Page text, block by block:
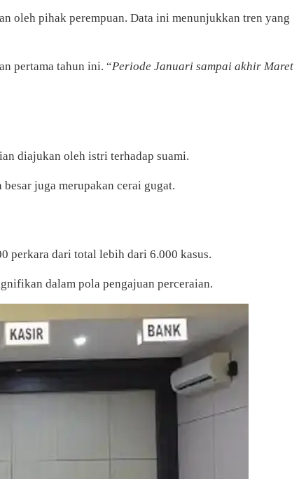
oleh pihak perempuan. Data ini menunjukkan tren yang
pertama tahun ini. “Periode Januari sampai akhir Maret
diajukan oleh istri terhadap suami.
juga merupakan cerai gugat.
perkara dari total lebih dari 6.000 kasus.
dalam pola pengajuan perceraian.